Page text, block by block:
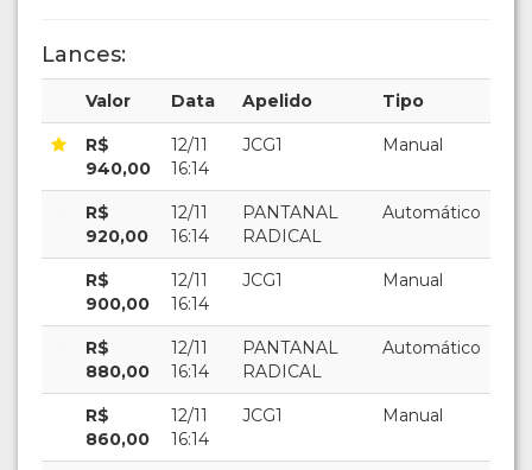
Lances:
Valor Data Apelido Tipo
R$
940,00
12/11
16:14
JCG1 Manual
R$
920,00
12/11
16:14
PANTANAL
RADICAL
Automático
R$
900,00
12/11
16:14
JCG1 Manual
R$
880,00
12/11
16:14
PANTANAL
RADICAL
Automático
R$
860,00
12/11
16:14
JCG1 Manual